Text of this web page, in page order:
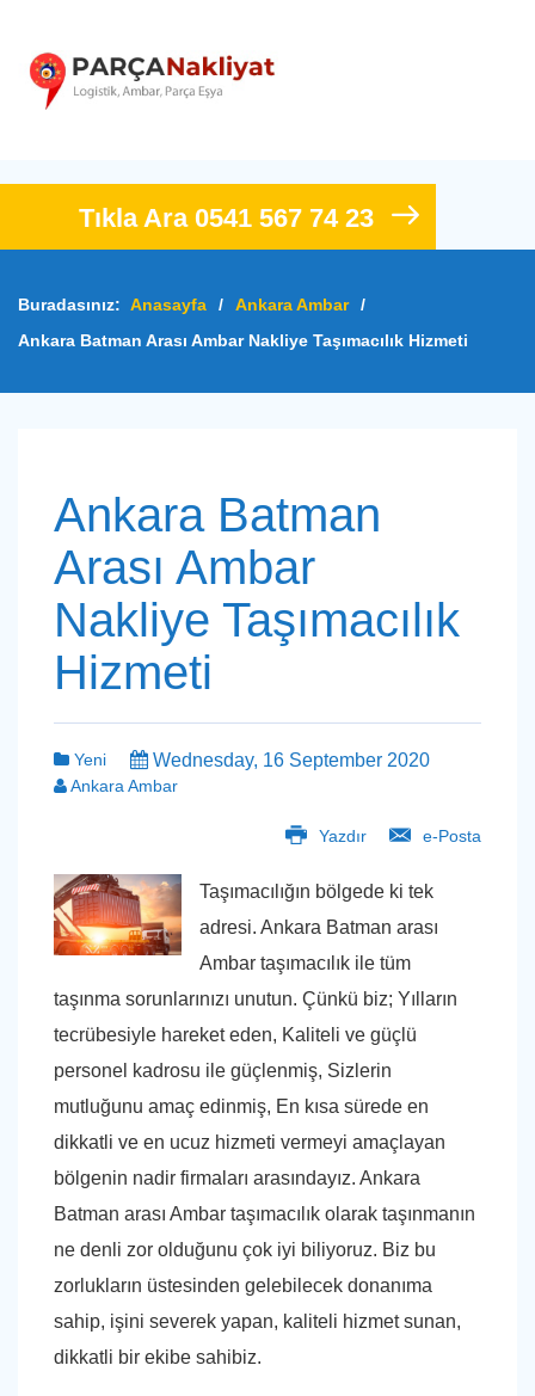
Tıkla Ara 0541 567 74 23
Buradasınız: Anasayfa / Ankara Ambar
/
Ankara Batman Arası Ambar Nakliye Taşımacılık Hizmeti
Ankara Batman
Arası Ambar
Nakliye Taşımacılık
Hizmeti
Yeni Wednesday, 16 September 2020
Ankara Ambar
Yazdır e-Posta
Taşımacılığın bölgede ki tek
adresi. Ankara Batman arası
Ambar taşımacılık ile tüm
taşınma sorunlarınızı unutun. Çünkü biz; Yılların
tecrübesiyle hareket eden, Kaliteli ve güçlü
personel kadrosu ile güçlenmiş, Sizlerin
mutluğunu amaç edinmiş, En kısa sürede en
dikkatli ve en ucuz hizmeti vermeyi amaçlayan
bölgenin nadir firmaları arasındayız. Ankara
Batman arası Ambar taşımacılık olarak taşınmanın
ne denli zor olduğunu çok iyi biliyoruz. Biz bu
zorlukların üstesinden gelebilecek donanıma
sahip, işini severek yapan, kaliteli hizmet sunan,
dikkatli bir ekibe sahibiz.